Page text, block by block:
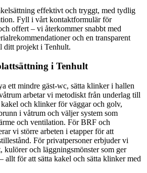
effektivt och tryggt, med tydlig
Fyll i vårt kontaktformulär för
offert – vi återkommer snabbt med
och en transparent
ditt projekt i Tenhult.
i Tenhult
ett mindre gäst-wc, sätta klinker i hallen
arbetar vi metodiskt från underlag till
och klinker för väggar och golv,
i våtrum och väljer system som
och ventilation. För BRF och
vi större arbeten i etapper för att
För privatpersoner erbjuder vi
och läggningsmönster som ger
allt för att sätta kakel och sätta klinker med